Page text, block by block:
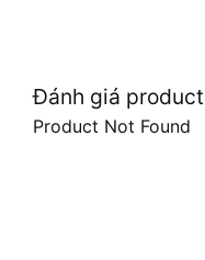
Đánh giá product
Product Not Found